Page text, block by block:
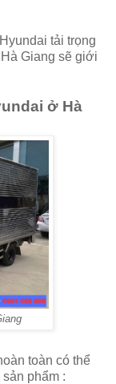
tải trọng
Giang sẽ giới
ở Hà
toàn có thể
phẩm :